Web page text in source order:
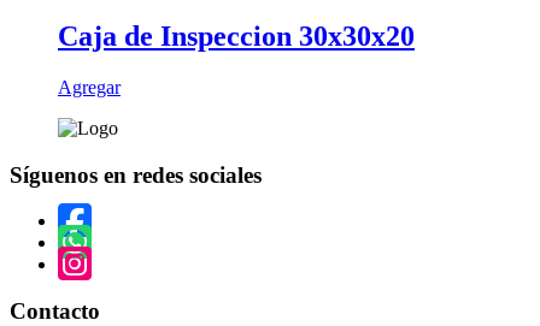
Caja de Inspeccion 30x30x20
Agregar
Síguenos en redes sociales
Contacto